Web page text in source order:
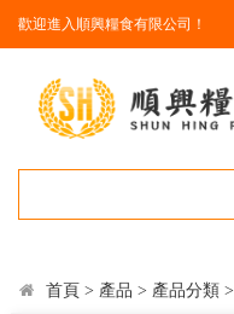
歡迎進入順興糧食有限公司！
首頁> 產品 > 產品分類>